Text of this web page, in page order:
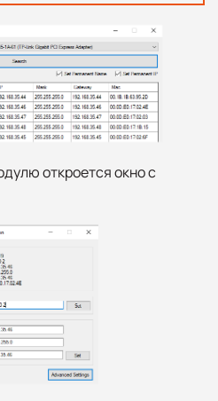
откроется окно с